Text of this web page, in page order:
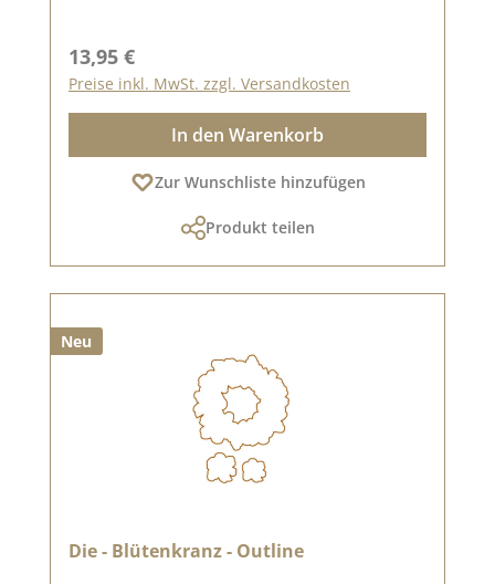
Regulärer Preis:
13,95 €
Preise inkl. MwSt. zzgl. Versandkosten
In den Warenkorb
Zur Wunschliste hinzufügen
Produkt teilen
Neu
Die - Blütenkranz - Outline